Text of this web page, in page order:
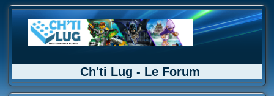
Ch'ti Lug - Le Forum